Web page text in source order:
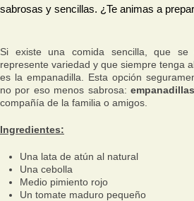
sabrosas y sencillas. ¿Te animas a
Si existe una comida sencilla, que
represente variedad y que siempre tenga
es la empanadilla. Esta opción
no por eso menos sabrosa:
compañía de la familia o amigos.
Ingredientes:
Una lata de atún al natural
Una cebolla
Medio pimiento rojo
Un tomate maduro pequeño